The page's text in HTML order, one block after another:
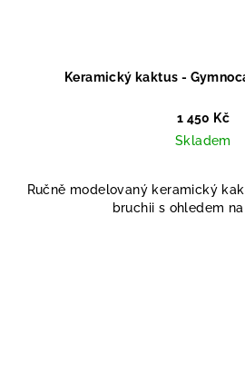
Keramický kaktus -
1 450 Kč
Skladem
Ručně modelovaný keramický
bruchii s ohledem na